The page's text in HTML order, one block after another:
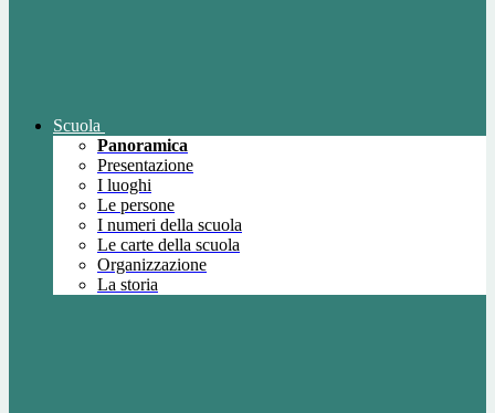
Scuola
Panoramica
Presentazione
I luoghi
Le persone
I numeri della scuola
Le carte della scuola
Organizzazione
La storia